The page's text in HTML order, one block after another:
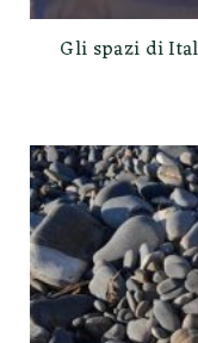
Gli spazi di